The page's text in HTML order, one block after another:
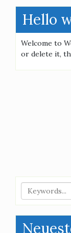
Hello
Welcome to
or delete it,